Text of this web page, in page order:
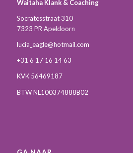
Waitaha Klank & Coaching
Socratesstraat 310
7323 PR Apeldoorn
lucia_eagle@hotmail.com
+31 6 17 16 14 63
KVK 56469187
BTW NL100374888B02